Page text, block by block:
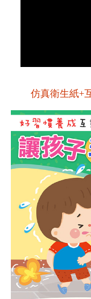
仿真衛生紙+